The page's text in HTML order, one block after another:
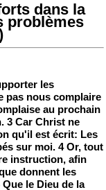
dans la
problèmes
les
pas nous complaire
au prochain
3 Car Christ ne
qu'il est écrit: Les
sur moi. 4 Or, tout
instruction, afin
donnent les
le Dieu de la